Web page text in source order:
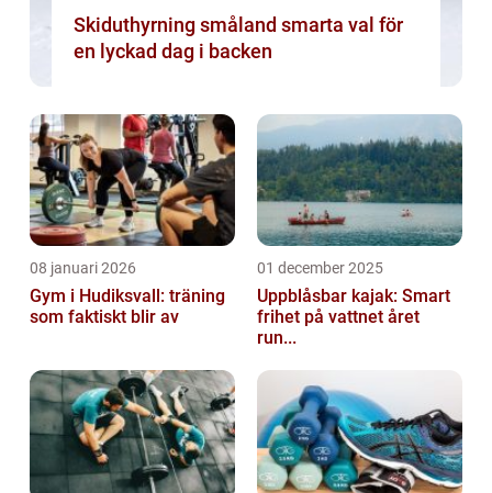
Skiduthyrning småland smarta val för
en lyckad dag i backen
08 januari 2026
Gym i Hudiksvall: träning
som faktiskt blir av
01 december 2025
Uppblåsbar kajak: Smart
frihet på vattnet året
run...